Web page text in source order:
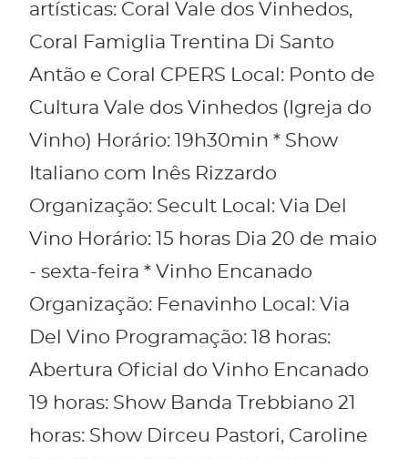
artísticas: Coral Vale dos Vinhedos,
Coral Famiglia Trentina Di Santo
Antão e Coral CPERS Local: Ponto de
Cultura Vale dos Vinhedos (Igreja do
Vinho) Horário: 19h30min * Show
Italiano com Inês Rizzardo
Organização: Secult Local: Via Del
Vino Horário: 15 horas Dia 20 de maio
- sexta-feira * Vinho Encanado
Organização: Fenavinho Local: Via
Del Vino Programação: 18 horas:
Abertura Oficial do Vinho Encanado
19 horas: Show Banda Trebbiano 21
horas: Show Dirceu Pastori, Caroline